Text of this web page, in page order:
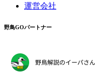
運営会社
野鳥GOパートナー